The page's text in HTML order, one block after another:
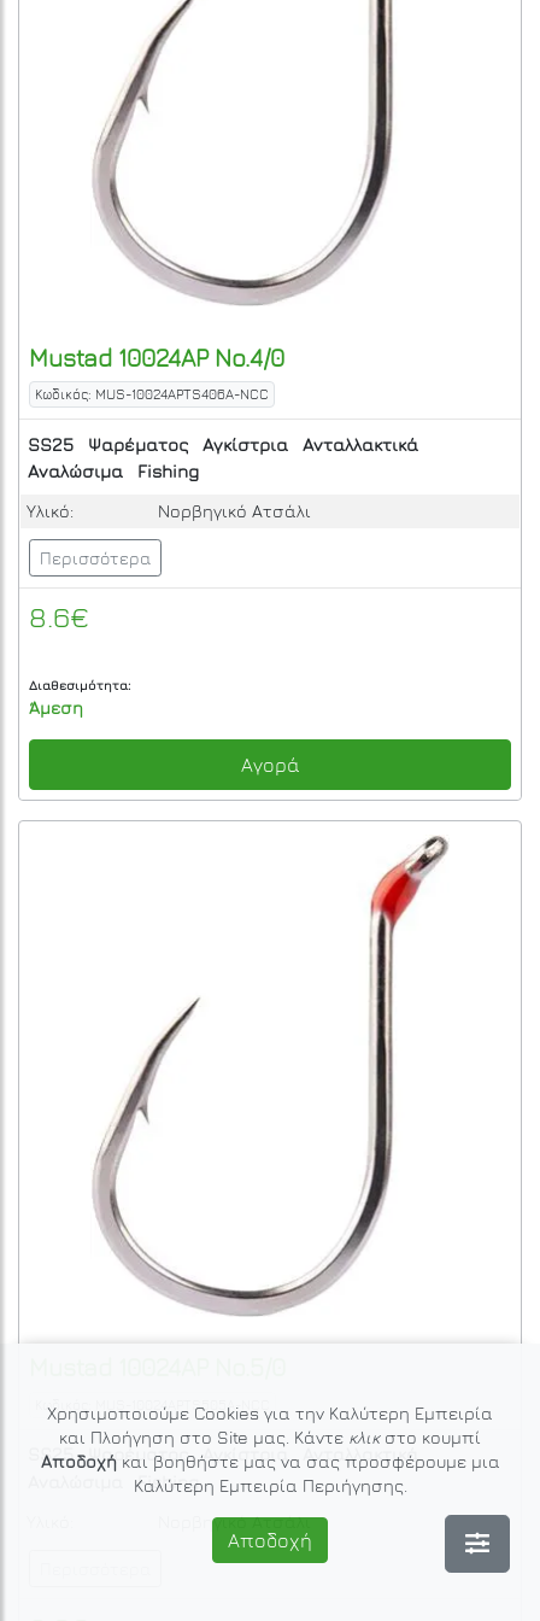
Mustad 10024AP No.4/0
Κωδικός: MUS-10024APTS406A-NCC
SS25 Ψαρέματος Αγκίστρια
Ανταλλακτικά
Αναλώσιμα
Fishing
Υλικό:
Νορβηγικό Ατσάλι
Περισσότερα
8.6€
Διαθεσιμότητα:
Άμεση
Αγορά
Κωδικός: MUS-10024APTS505A-NCC
SS25 Ψαρέματος Αγκίστρια
Ανταλλακτικά
Fishing
Νορβηγικό Ατσάλι
Χρησιμοποιούμε Cookies για την Καλύτερη Εμπειρία
και Πλοήγηση στο Site μας. Κάντε κλικ στο κουμπί
Αποδοχήκαι βοηθήστε μας να σας προσφέρουμε μια
Καλύτερη Εμπειρία Περιήγησης.
Αποδοχή